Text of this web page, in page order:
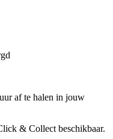
af te halen in jouw
& Collect beschikbaar.